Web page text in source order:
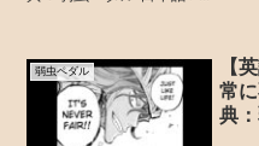
弱虫ペダル
【
常
典